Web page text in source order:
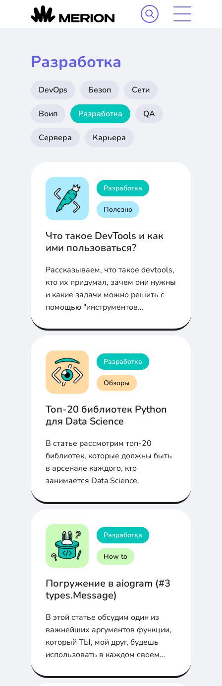
Разработка
DevOps Безоп Сети
Воип Разработка QA
Сервера Карьера
Разработка
Полезно
Что такое DevTools и как
ими пользоваться?
Рассказываем, что такое devtools,
кто их придумал, зачем они нужны
и какие задачи можно решить с
помощью "инструментов
Разработка
Обзоры
Топ-20 библиотек Python
для Data Science
В статье рассмотрим топ-20
библиотек, которые должны быть
в арсенале каждого, кто
занимается Data Science.
Разработка
How to
Погружение в aiogram (#3
types.Message)
В этой статье обсудим один из
важнейших аргументов функции,
который ТЫ, мой друг, будешь
использовать в каждом своем